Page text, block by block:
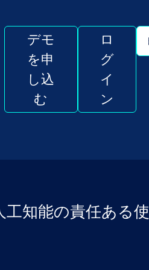
デモ
を申
し込
む
ロ
グ
イ
ン
知能の責任ある使